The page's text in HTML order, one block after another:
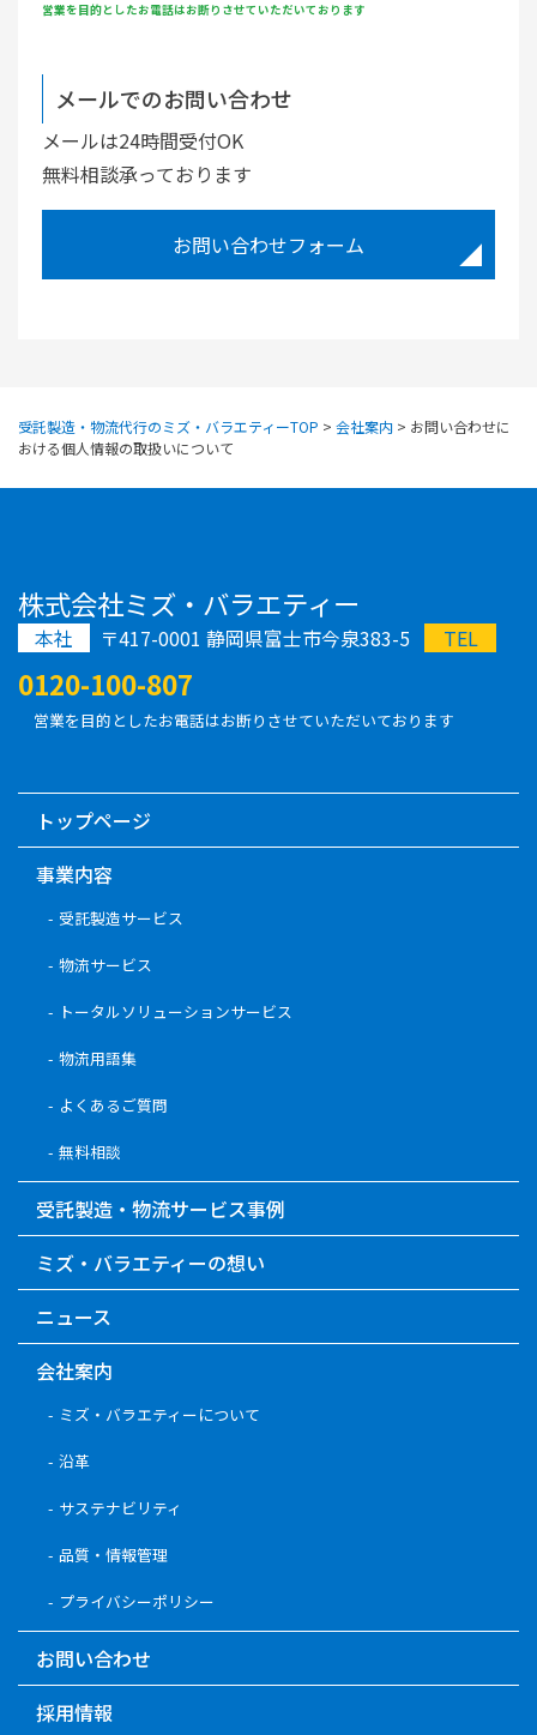
営業を目的としたお電話はお断りさせていただいております
メールでのお問い合わせ
メールは24時間受付OK
無料相談承っております
お問い合わせフォーム
受託製造・物流代行のミズ・バラエティーTOP > 会社案内 > お問い合わせに
おける個人情報の取扱いについて
株式会社ミズ・バラエティー
本社 〒417-0001 静岡県富士市今泉383-5 TEL
0120-100-807
営業を目的としたお電話はお断りさせていただいております
トップページ
事業内容
受託製造サービス
物流サービス
トータルソリューションサービス
物流用語集
よくあるご質問
無料相談
受託製造・物流サービス事例
ミズ・バラエティーの想い
ニュース
会社案内
ミズ・バラエティーについて
沿革
サステナビリティ
品質・情報管理
プライバシーポリシー
お問い合わせ
採用情報